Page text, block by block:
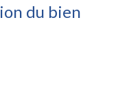
du bien